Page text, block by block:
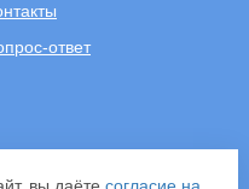
ответ
вы даёте согласие на